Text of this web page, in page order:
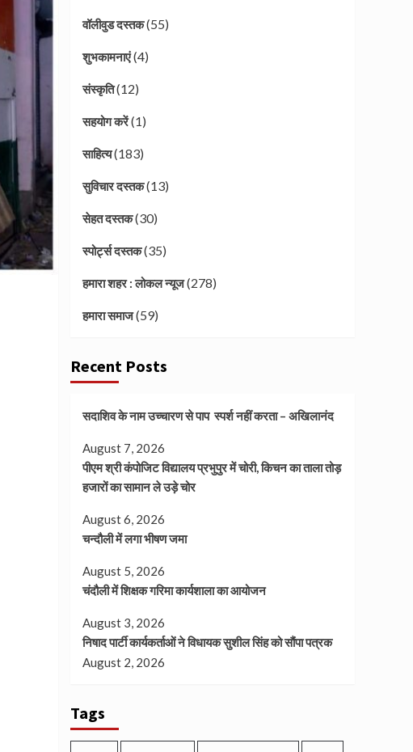
वॉलीवुड दस्तक(55)
शुभकामनाएं(4)
संस्कृति(12)
सहयोग करें(1)
साहित्य(183)
सुविचार दस्तक(13)
सेहत दस्तक(30)
स्पोर्ट्स दस्तक(35)
हमारा शहर : लोकल न्यूज(278)
हमारा समाज(59)
Recent Posts
सदाशिव के नाम उच्चारण से पाप स्पर्श नहीं करता – अखिलानंद
August 7, 2026
पीएम श्री कंपोजिट विद्यालय प्रभुपुर में चोरी, किचन का ताला तोड़
हजारों का सामान ले उड़े चोर
August 6, 2026
चन्दौली में लगा भीषण जमा
August 5, 2026
चंदौली में शिक्षक गरिमा कार्यशाला का आयोजन
August 3, 2026
निषाद पार्टी कार्यकर्ताओं ने विधायक सुशील सिंह को सौंपा पत्रक
August 2, 2026
Tags